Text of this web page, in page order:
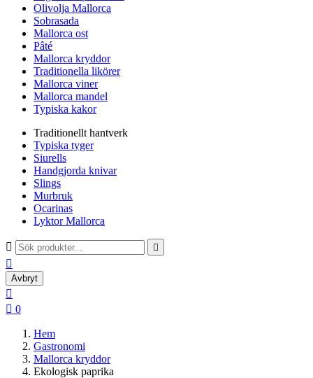
Olivolja Mallorca
Sobrasada
Mallorca ost
Pâté
Mallorca kryddor
Traditionella likörer
Mallorca viner
Mallorca mandel
Typiska kakor
Traditionellt hantverk
Typiska tyger
Siurells
Handgjorda knivar
Slings
Murbruk
Ocarinas
Lyktor Mallorca
 

Avbryt

 0
Hem
Gastronomi
Mallorca kryddor
Ekologisk paprika